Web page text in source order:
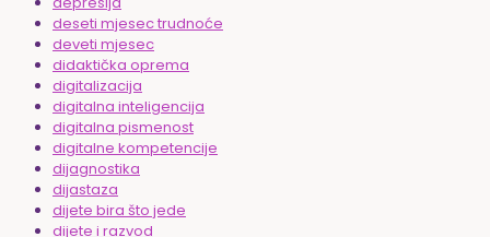
deseti mjesec trudnoće
deveti mjesec
didaktička oprema
digitalizacija
digitalna inteligencija
digitalna pismenost
digitalne kompetencije
dijagnostika
dijastaza
dijete bira što jede
dijete i razvod